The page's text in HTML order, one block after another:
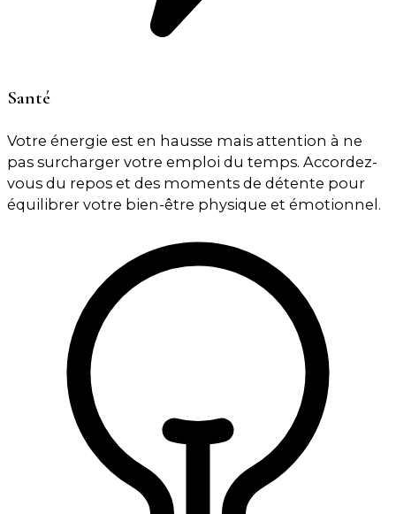
Santé
Votre énergie est en hausse mais attention à ne
pas surcharger votre emploi du temps. Accordez-
vous du repos et des moments de détente pour
équilibrer votre bien-être physique et émotionnel.